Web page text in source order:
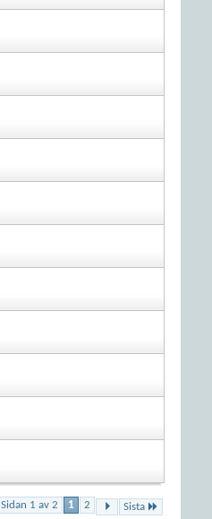
Sidan 1 av 2 1 2 Sista